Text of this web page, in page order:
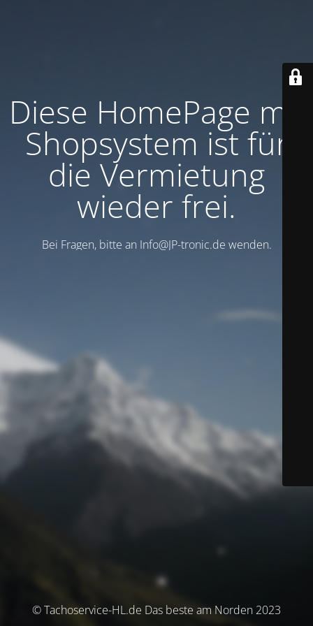
Diese HomePage mit
Shopsystem ist für
die Vermietung
wieder frei.
Bei Fragen, bitte an Info@JP-tronic.de wenden.
© Tachoservice-HL.de Das beste am Norden 2023